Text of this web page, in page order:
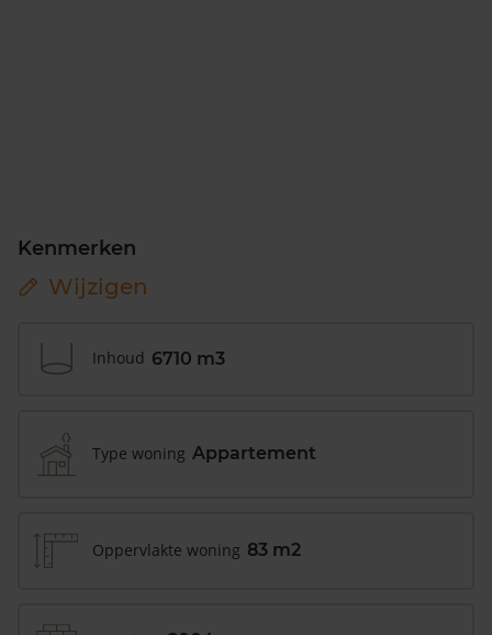
Kenmerken
Wijzigen
Inhoud 6710 m3
Type woning Appartement
Oppervlakte woning 83 m2